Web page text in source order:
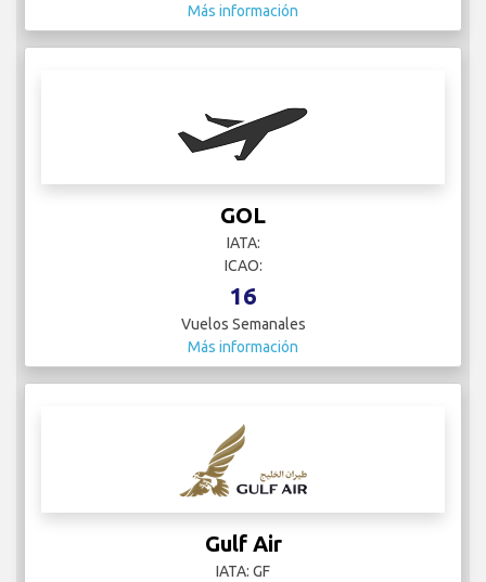
Más información
GOL
IATA:
ICAO:
16
Vuelos Semanales
Más información
Gulf Air
IATA: GF